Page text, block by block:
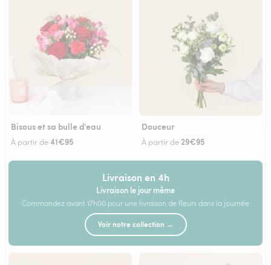
Bisous et sa bulle d'eau
À partir de41€95
Douceur
À partir de 29€95
Livraison en 4h
Livraison le jour même
Commandez avant 17h00 pour une livraison de fleurs dans la journée
Voir notre collection →